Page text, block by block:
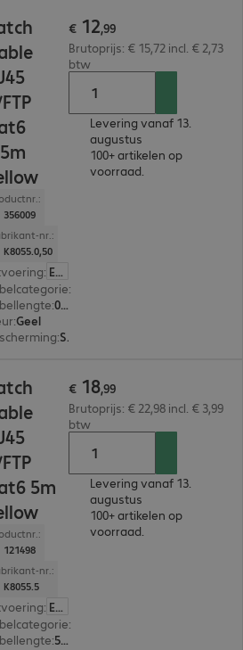
356009
nr.:
K8055.0,50
: Europa
:
: 0,5 m
:Geel
: S/FTP (PIMF)
€ 12,99
Brutoprijs: € 15,72 incl. € 2,73
btw
Levering vanaf 13.
augustus
100+ artikelen op
voorraad.
5m
121498
nr.:
K8055.5
: Europa
:
: 5 m
€ 18,99
Brutoprijs: € 22,98 incl. € 3,99
btw
Levering vanaf 13.
augustus
100+ artikelen op
voorraad.